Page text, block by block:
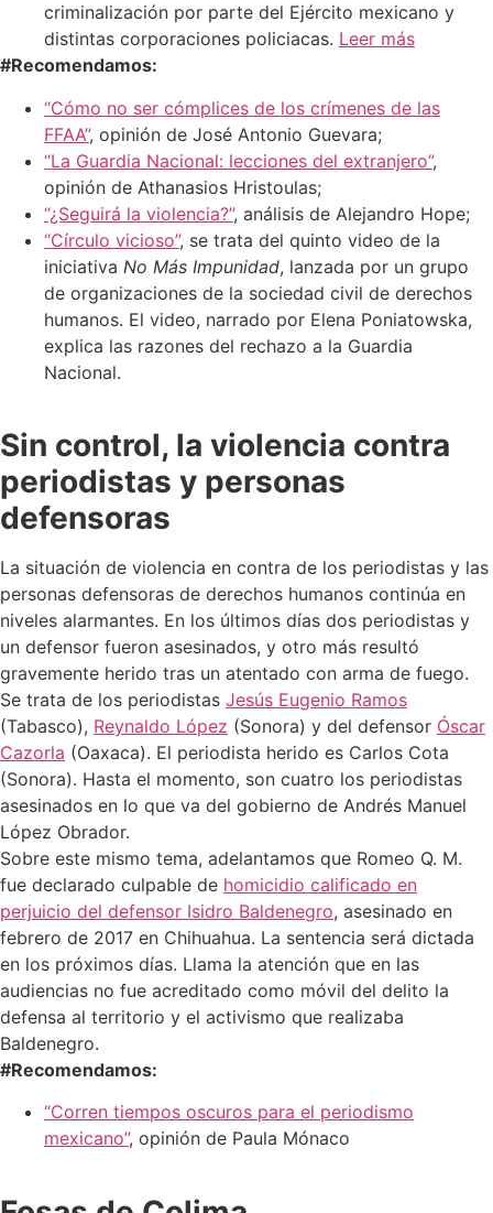
criminalización por parte del Ejército mexicano y
distintas corporaciones policiacas. Leer más
#Recomendamos:
“Cómo no ser cómplices de los crímenes de las
FFAA”, opinión de José Antonio Guevara;
“La Guardia Nacional: lecciones del extranjero”,
opinión de Athanasios Hristoulas;
“¿Seguirá la violencia?”, análisis de Alejandro Hope;
“Círculo vicioso”, se trata del quinto video de la
iniciativa No Más Impunidad, lanzada por un grupo
de organizaciones de la sociedad civil de derechos
humanos. El video, narrado por Elena Poniatowska,
explica las razones del rechazo a la Guardia
Nacional.
Sin control, la violencia contra
periodistas y personas
defensoras
La situación de violencia en contra de los periodistas y las
personas defensoras de derechos humanos continúa en
niveles alarmantes. En los últimos días dos periodistas y
un defensor fueron asesinados, y otro más resultó
gravemente herido tras un atentado con arma de fuego.
Se trata de los periodistas Jesús Eugenio Ramos
(Tabasco), Reynaldo López (Sonora) y del defensor Óscar
Cazorla (Oaxaca). El periodista herido es Carlos Cota
(Sonora). Hasta el momento, son cuatro los periodistas
asesinados en lo que va del gobierno de Andrés Manuel
López Obrador.
Sobre este mismo tema, adelantamos que Romeo Q. M.
fue declarado culpable de homicidio calificado en
perjuicio del defensor Isidro Baldenegro, asesinado en
febrero de 2017 en Chihuahua. La sentencia será dictada
en los próximos días. Llama la atención que en las
audiencias no fue acreditado como móvil del delito la
defensa al territorio y el activismo que realizaba
Baldenegro.
#Recomendamos:
“Corren tiempos oscuros para el periodismo
mexicano”, opinión de Paula Mónaco